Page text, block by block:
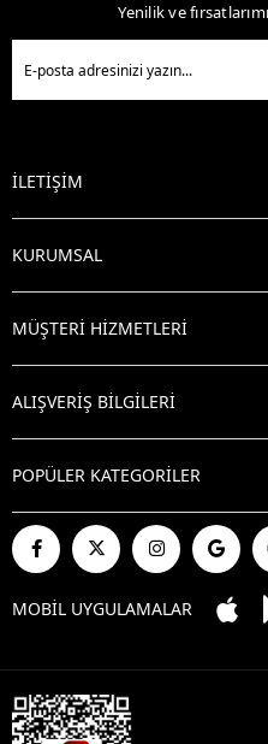
Yenilik ve
İLETİŞİM
KURUMSAL
MÜŞTERİ HİZMETLERİ
ALIŞVERİŞ BİLGİLERİ
POPÜLER KATEGORİLER
MOBİL UYGULAMALAR